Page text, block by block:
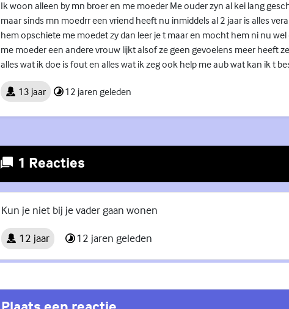
Ik woon alleen by mn broer en me moeder Me ouder zyn al kei lang
maar sinds mn moedrr een vriend heeft nu inmiddels al 2 jaar is alles
hem opschiete me moedet zy dan leer je t maar en mocht hem ni nu
me moeder een andere vrouw lijkt alsof ze geen gevoelens meer heeft
alles wat ik doe is fout en alles wat ik zeg ook help me aub wat kan ik t
13 jaar 12 jaren geleden
1 Reacties
Kun je niet bij je vader gaan wonen
12 jaar 12 jaren geleden